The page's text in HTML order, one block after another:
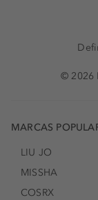
© 2026
MARCAS
LIU JO
MISSHA
COSRX